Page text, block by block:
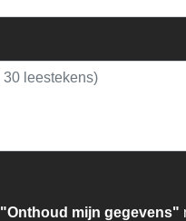
"Onthoud mijn gegevens"